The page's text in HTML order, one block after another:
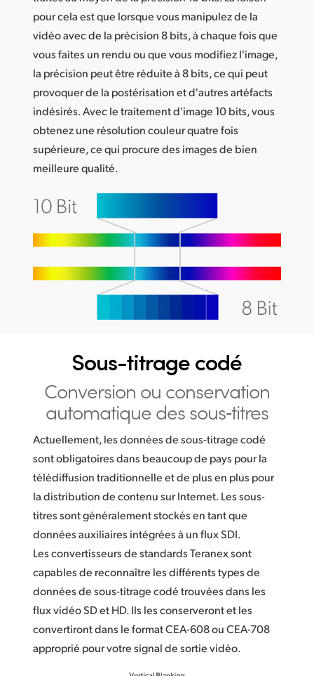
pour cela est que lorsque vous manipulez de la
vidéo avec de la précision 8 bits, à chaque fois que
vous faites un rendu ou que vous modifiez l'image,
la précision peut être réduite à 8 bits, ce qui peut
provoquer de la postérisation et d'autres artéfacts
indésirés. Avec le traitement d'image 10 bits, vous
obtenez une résolution couleur quatre fois
supérieure, ce qui procure des images de bien
meilleure qualité.
Sous-titrage codé
Conversion ou conservation
automatique des sous‑titres
Actuellement, les données de sous-titrage codé
sont obligatoires dans beaucoup de pays pour la
télédiffusion traditionnelle et de plus en plus pour
la distribution de contenu sur Internet. Les sous-
titres sont généralement stockés en tant que
données auxiliaires intégrées à un flux SDI.
Les convertisseurs de standards Teranex sont
capables de reconnaître les différents types de
données de sous-titrage codé trouvées dans les
flux vidéo SD et HD. Ils les conserveront et les
convertiront dans le format CEA-608 ou CEA-708
approprié pour votre signal de sortie vidéo.